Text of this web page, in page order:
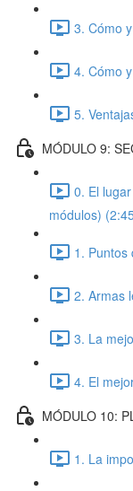
3. Cómo
4. Cómo
5.
MÓDULO 9:
0. El
módulos)
1. Puntos
2. Armas
3. La
4. El
MÓDULO 10:
1. La